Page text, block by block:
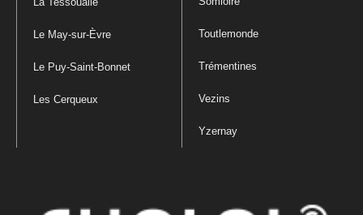
Le May-sur-Èvre
Le Puy-Saint-Bonnet
Les Cerqueux
Toutlemonde
Trémentines
Vezins
Yzernay